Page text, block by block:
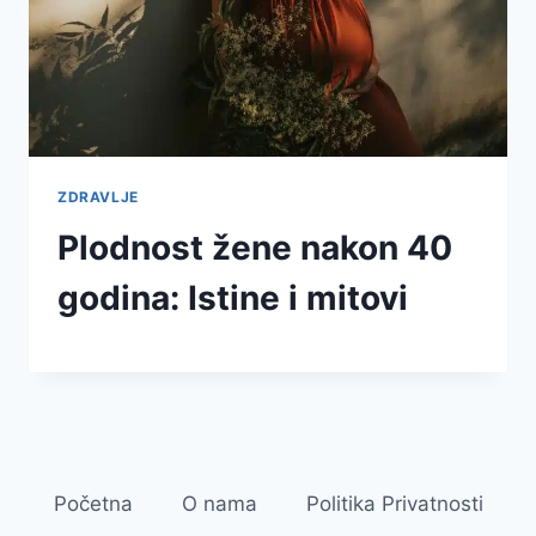
ZDRAVLJE
Plodnost žene nakon 40
godina: Istine i mitovi
Početna O nama
Politika Privatnosti